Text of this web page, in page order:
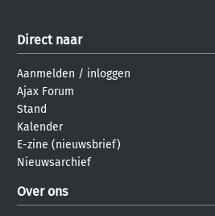
Direct naar
Aanmelden / inloggen
Ajax Forum
Stand
Kalender
E-zine (nieuwsbrief)
Nieuwsarchief
Over ons